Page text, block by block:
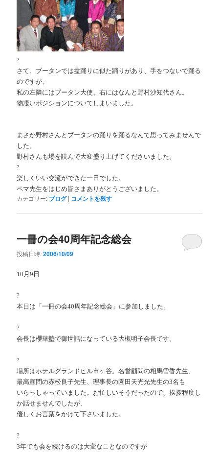
?
さて、ブータンでは盆踊りに似た踊りがあり、手をつないで踊る
のですが、
私の左隣にはブータン大使、右にはなんと野村沙知代さん。
物凄いポジションについてしまいました。
まさか野村さんとブータンの踊りを踊るなんて思ってみませんで
した。
野村さんも場を読んで大変盛り上げてくださいました。
?
楽しくいい交流ができた一日でした。
ペマ先生をはじめ皆さまありがとうございました。
カテゴリー: ブログ | コメントを残す
一冊の会40周年記念総会
投稿日時:2006/10/09
10月9日
?
本日は「一冊の会40周年記念総会」に参加しました。
?
会長は櫻華塾で御世話になっている大槻明子会長です。
?
場所はホテルグランドヒル市ヶ谷。名誉顧問の相馬雪香先生、
最高顧問の赤松良子先生、理事長の園田天光光先生の3名も
いらっしゃっていました。お忙しいそうだったので、挨拶程度し
か話せませんでしたが、
優しくお言葉をかけて下さいました。
?
3年でも会を続けるのは大変なことなのですが